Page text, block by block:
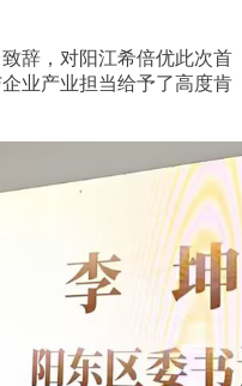
辞，对阳江希倍优此次首
业产业担当给予了高度肯